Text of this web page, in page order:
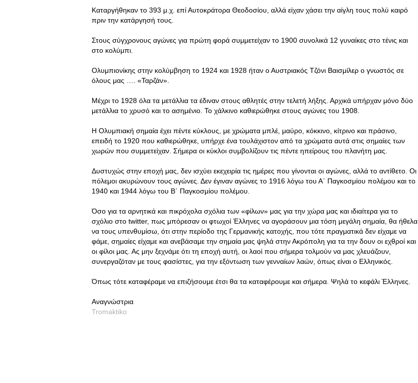
Καταργήθηκαν το 393 μ.χ. επί Αυτοκράτορα Θεοδοσίου, αλλά είχαν χάσει την αίγλη τους πολύ καιρό
πριν την κατάργησή τους.
Στους σύγχρονους αγώνες για πρώτη φορά συμμετείχαν το 1900 συνολικά 12 γυναίκες στο τένις και
στο κολύμπι.
Ολυμπιονίκης στην κολύμβηση το 1924 και 1928 ήταν ο Αυστριακός Τζόνι Βαισμίλερ ο γνωστός σε
όλους μας …. «Ταρζάν».
Μέχρι το 1928 όλα τα μετάλλια τα έδιναν στους αθλητές στην τελετή λήξης. Αρχικά υπήρχαν μόνο δύο
μετάλλια το χρυσό και το ασημένιο. Το χάλκινο καθιερώθηκε στους αγώνες του 1908.
Η Ολυμπιακή σημαία έχει πέντε κύκλους, με χρώματα μπλέ, μαύρο, κόκκινο, κίτρινο και πράσινο,
επειδή το 1920 που καθιερώθηκε, υπήρχε ένα τουλάχιστον από τα χρώματα αυτά στις σημαίες των
χωρών που συμμετείχαν. Σήμερα οι κύκλοι συμβολίζουν τις πέντε ηπείρους του πλανήτη μας.
Δυστυχώς στην εποχή μας, δεν ισχύει εκεχειρία τις ημέρες που γίνονται οι αγώνες, αλλά το αντίθετο. Οι
πόλεμοι ακυρώνουν τους αγώνες. Δεν έγιναν αγώνες το 1916 λόγω του Α΄ Παγκοσμίου πολέμου και το
1940 και 1944 λόγω του Β΄ Παγκοσμίου πολέμου.
Όσο για τα αρνητικά και πικρόχολα σχόλια των «φίλων» μας για την χώρα μας και ιδιαίτερα για το
σχόλιο στο twitter, πως μπόρεσαν οι φτωχοί Έλληνες να αγοράσουν μια τόση μεγάλη σημαία, θα ήθελα
να τους υπενθυμίσω, ότι στην περίοδο της Γερμανικής κατοχής, που τότε πραγματικά δεν είχαμε να
φάμε, σημαίες είχαμε και ανεβάσαμε την σημαία μας ψηλά στην Ακρόπολη για τα την δουν οι εχθροί και
οι φίλοι μας. Ας μην ξεχνάμε ότι τη εποχή αυτή, οι λαοί που σήμερα τολμούν να μας χλευάζουν,
συνεργαζόταν με τους φασίστες, για την εξόντωση των γενναίων λαών, όπως είναι ο Ελληνικός.
Όπως τότε καταφέραμε να επιζήσουμε έτσι θα τα καταφέρουμε και σήμερα. Ψηλά το κεφάλι Έλληνες.
Αναγνώστρια
Tromaktiko